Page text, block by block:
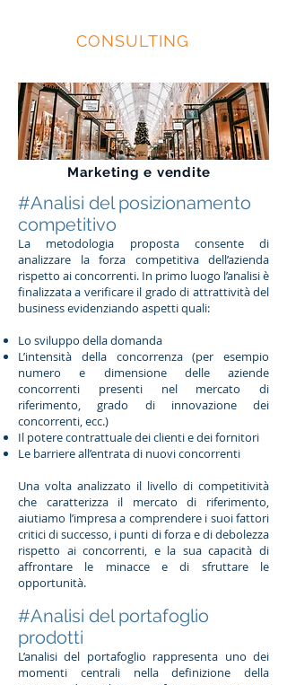
CONSULTING
Marketing e vendite
#Analisi del posizionamento
competitivo
La metodologia proposta consente di
analizzare la forza competitiva dell’azienda
rispetto ai concorrenti. In primo luogo l’analisi è
finalizzata a verificare il grado di attrattività del
business evidenziando aspetti quali:
Lo sviluppo della domanda
L’intensità della concorrenza (per esempio
numero e dimensione delle aziende
concorrenti presenti nel mercato di
riferimento, grado di innovazione dei
concorrenti, ecc.)
Il potere contrattuale dei clienti e dei fornitori
Le barriere all’entrata di nuovi concorrenti
Una volta analizzato il livello di competitività
che caratterizza il mercato di riferimento,
aiutiamo l’impresa a comprendere i suoi fattori
critici di successo, i punti di forza e di debolezza
rispetto ai concorrenti, e la sua capacità di
affrontare le minacce e di sfruttare le
opportunità.
#Analisi del portafoglio
prodotti
L’analisi del portafoglio rappresenta uno dei
momenti centrali nella definizione della